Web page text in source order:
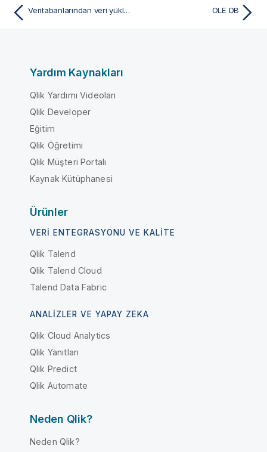
Veritabanlarından veri yükleme OLE DB
Yardım Kaynakları
Qlik Yardımı Videoları
Qlik Developer
Eğitim
Qlik Öğretimi
Qlik Müşteri Portalı
Kaynak Kütüphanesi
Ürünler
VERI ENTEGRASYONU VE KALITE
Qlik Talend
Qlik Talend Cloud
Talend Data Fabric
ANALIZLER VE YAPAY ZEKA
Qlik Cloud Analytics
Qlik Yanıtları
Qlik Predict
Qlik Automate
Neden Qlik?
Neden Qlik?